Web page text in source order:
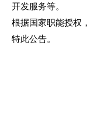
开发服务等。
根据国家职能授权
特此公告。